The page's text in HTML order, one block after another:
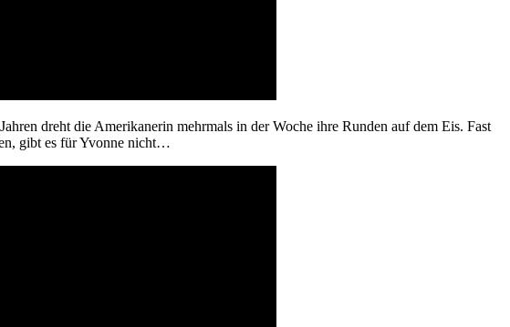
dreht die Amerikanerin mehrmals in der Woche ihre Runden auf dem Eis. Fast
gibt es für Yvonne nicht…